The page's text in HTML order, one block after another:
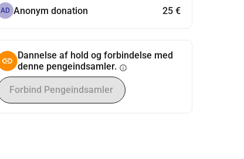
AD Anonym donation 25 €
Dannelse af hold og forbindelse med
denne pengeindsamler. info
Forbind Pengeindsamler